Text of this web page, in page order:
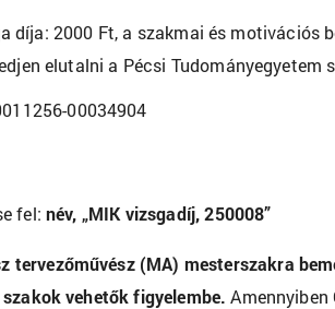
díja: 2000 Ft, a szakmai és motivációs
elutalni a Pécsi Tudományegyetem
00034904
fel: név, „MIK vizsgadíj, 250008”
tervezőművész (MA) mesterszakra
vehetők figyelembe. Amennyiben